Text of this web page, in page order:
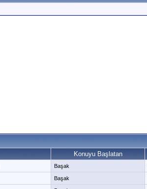
Konuyu Başlatan
Başak
Başak